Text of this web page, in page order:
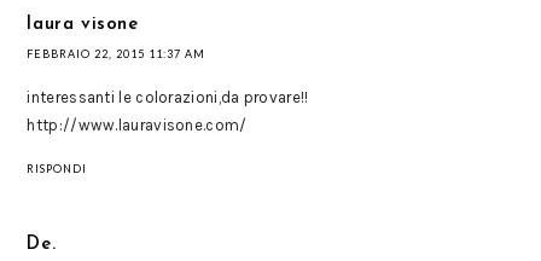
laura visone
FEBBRAIO 22, 2015 11:37 AM
interessanti le colorazioni,da provare!!
http://www.lauravisone.com/
RISPONDI
De.